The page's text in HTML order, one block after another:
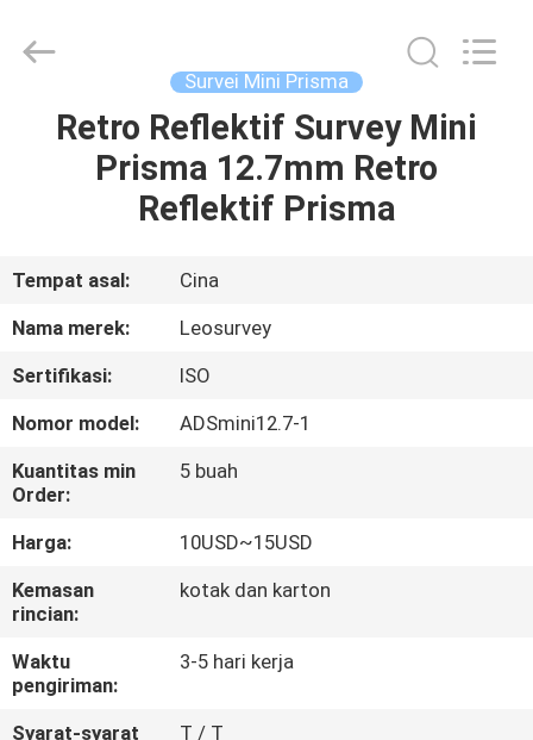
RUMAH
TENTANG
KAMI
TUR
PABRIK
KONTROL
KUALITAS
HUBUNGI
KAMI
Instrument
Co.,Ltd.
Survei Mini Prisma
Retro Reflektif Survey Mini
Prisma 12.7mm Retro
Reflektif Prisma
Tempat asal:
Cina
Nama merek:
Leosurvey
Sertifikasi:
ISO
Nomor model:
ADSmini12.7-1
Kuantitas min
Order:
5 buah
Harga:
10USD~15USD
Kemasan
rincian:
kotak dan karton
Waktu
pengiriman:
3-5 hari kerja
Syarat-syarat
T / T